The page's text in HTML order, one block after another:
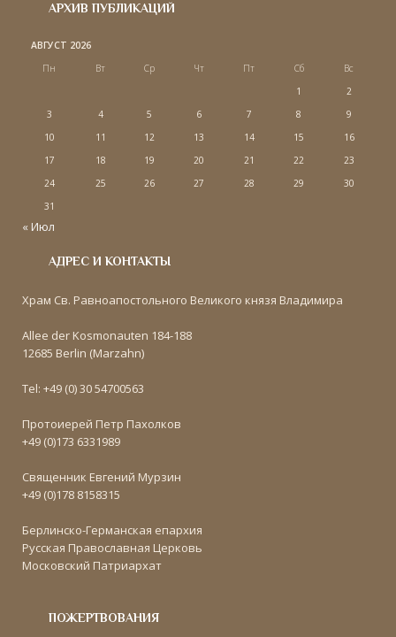
АРХИВ ПУБЛИКАЦИЙ
АВГУСТ 2026
Пн
Вт Ср Чт Пт Сб
Вс
1
2
3
4 5 6 7 8
9
10
11 12 13 14 15
16
17
18 19 20 21 22
23
24
25 26 27 28 29
30
31
« Июл
АДРЕС И КОНТАКТЫ
Храм Св. Равноапостольного Великого князя Владимира
Allee der Kosmonauten 184-188
12685 Berlin (Marzahn)
Tel: +49 (0) 30 54700563
Протоиерей Петр Пахолков
+49 (0)173 6331989
Священник Евгений Мурзин
+49 (0)178 8158315
Берлинско-Германская епархия
Русская Православная Церковь
Московский Патриархат
ПОЖЕРТВОВАНИЯ